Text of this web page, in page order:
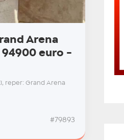
Arena
94900 euro -
reper: Grand Arena
#79893